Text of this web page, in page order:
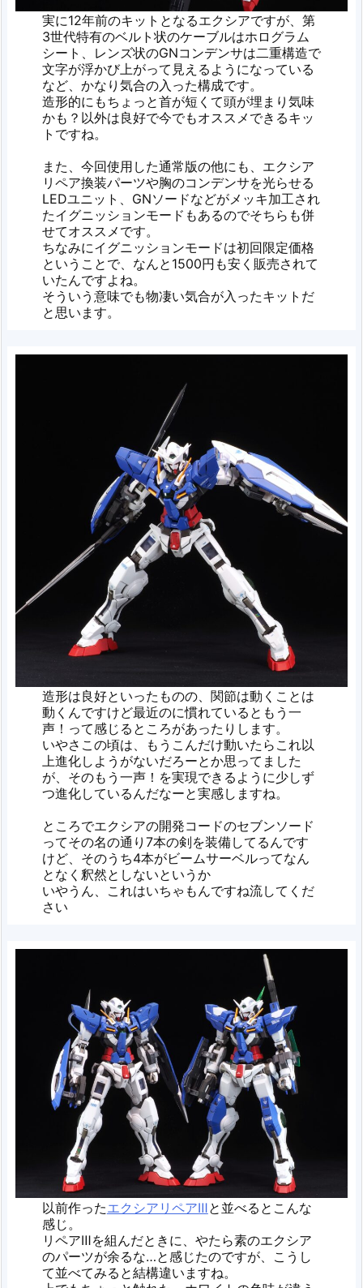
実に12年前のキットとなるエクシアですが、第
3世代特有のベルト状のケーブルはホログラム
シート、レンズ状のGNコンデンサは二重構造で
文字が浮かび上がって見えるようになっている
など、かなり気合の入った構成です。
造形的にもちょっと首が短くて頭が埋まり気味
かも？以外は良好で今でもオススメできるキッ
トですね。
また、今回使用した通常版の他にも、エクシア
リペア換装パーツや胸のコンデンサを光らせる
LEDユニット、GNソードなどがメッキ加工され
たイグニッションモードもあるのでそちらも併
せてオススメです。
ちなみにイグニッションモードは初回限定価格
ということで、なんと1500円も安く販売されて
いたんですよね。
そういう意味でも物凄い気合が入ったキットだ
と思います。
造形は良好といったものの、関節は動くことは
動くんですけど最近のに慣れているともう一
声！って感じるところがあったりします。
いやさこの頃は、もうこんだけ動いたらこれ以
上進化しようがないだろーとか思ってました
が、そのもう一声！を実現できるように少しず
つ進化しているんだなーと実感しますね。
ところでエクシアの開発コードのセブンソード
ってその名の通り7本の剣を装備してるんです
けど、そのうち4本がビームサーベルってなん
となく釈然としないというか
いやうん、これはいちゃもんですね流してくだ
さい
以前作ったエクシアリペアⅢと並べるとこんな
感じ。
リペアⅢを組んだときに、やたら素のエクシア
のパーツが余るな…と感じたのですが、こうし
て並べてみると結構違いますね。